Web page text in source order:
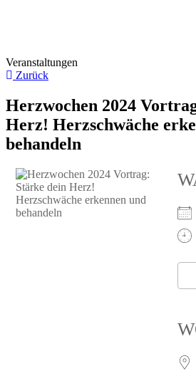
Veranstaltungen
Zurück
Herzwochen 2024
Herz! Herzschwäche
behandeln